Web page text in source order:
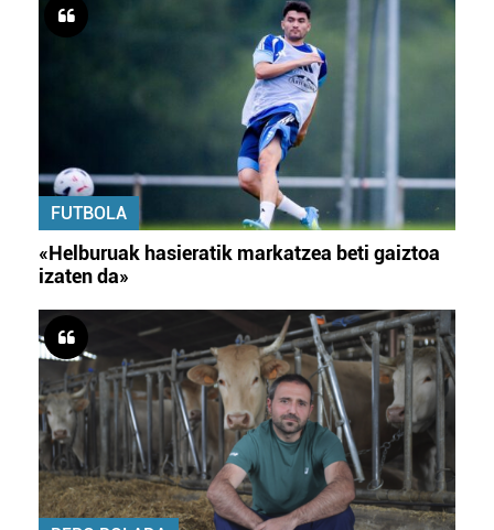
FUTBOLA
«Helburuak hasieratik markatzea beti gaiztoa
izaten da»